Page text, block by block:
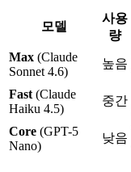
모델
사용
량
Max (Claude
Sonnet 4.6)
높음
Fast (Claude
Haiku 4.5)
중간
Core (GPT-5
Nano)
낮음